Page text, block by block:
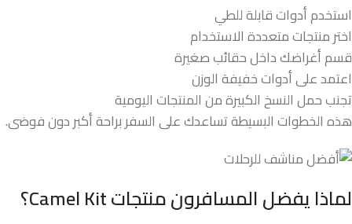
استخدم أدوات قابلة للطي
اختر منتجات متعددة الاستخدام
قسم أغراضك داخل حقائب صغيرة
اعتمد على أدوات خفيفة الوزن
تجنب حمل النسخ الكبيرة من المنتجات اليومية
هذه الخطوات البسيطة تساعدك على السفر براحة أكبر دون فوضى.
لماذا يفضل المسافرون منتجاتCamel Kit؟